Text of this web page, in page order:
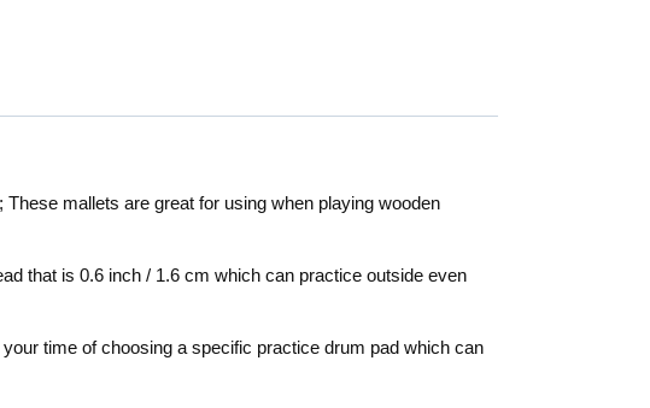
mallets are great for using when playing wooden
that is 0.6 inch / 1.6 cm which can practice outside even
time of choosing a specific practice drum pad which can